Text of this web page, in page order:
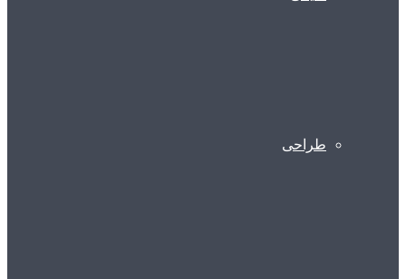
طراحی